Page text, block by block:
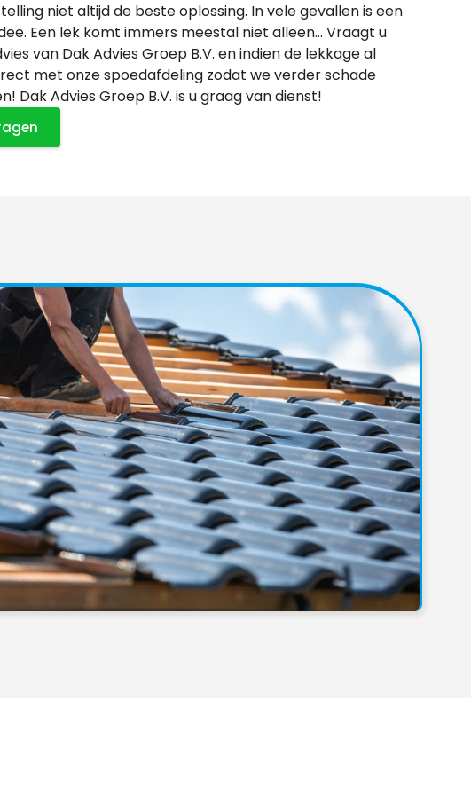
niet altijd de beste oplossing. In vele gevallen is een
Een lek komt immers meestal niet alleen… Vraagt u
van Dak Advies Groep B.V. en indien de lekkage al
met onze spoedafdeling zodat we verder schade
Dak Advies Groep B.V. is u graag van dienst!